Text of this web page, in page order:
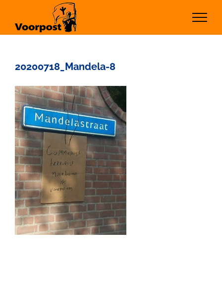
inhoud
20200718_Mandela-8